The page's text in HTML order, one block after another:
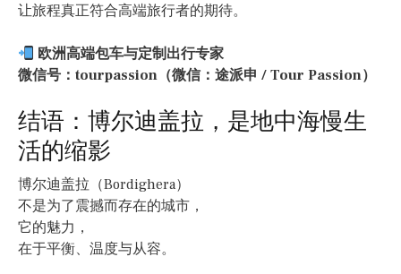
让旅程真正符合高端旅行者的期待。
欧洲高端包车与定制出行专家
微信号：tourpassion（微信：途派申 / Tour Passion）
结语：博尔迪盖拉，是地中海慢生
活的缩影
博尔迪盖拉（Bordighera）
不是为了震撼而存在的城市，
它的魅力，
在于平衡、温度与从容。